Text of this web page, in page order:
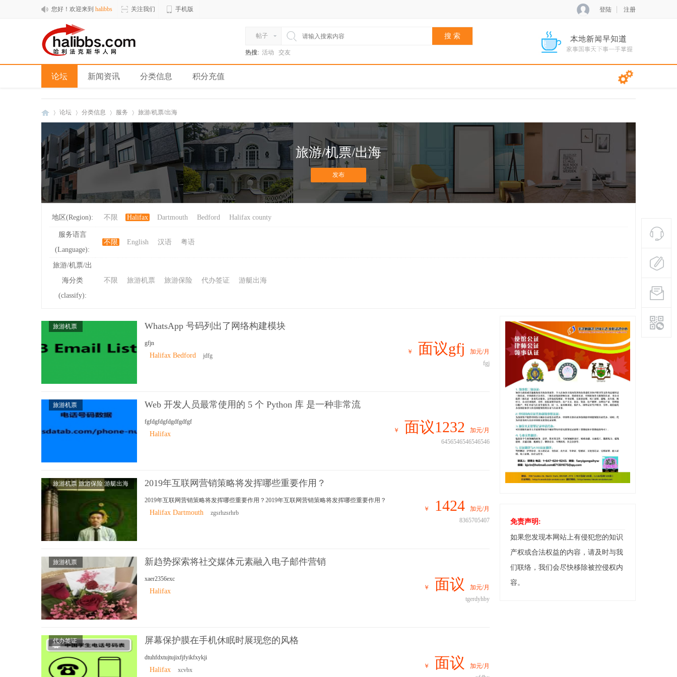
您好！欢迎来到 halibbs 关注我们 手机版 登陆 注册
帖子 搜 索
热搜: 活动 交友
论坛 新闻资讯 分类信息 积分充值
hal
论坛 分类信息
›
服务
›
旅游/机票/出海
旅游/机票/出海
发布
地区(Region): 不限 Halifax Dartmouth Bedford Halifax county
服务语言
(Language):
不限 English 汉语 粤语
旅游/机票/出
海分类
(classify):
不限 旅游机票 旅游保险 代办签证 游艇出海
旅游机票 WhatsApp 号码列出了网络构建模块
gfjn
Halifax Bedford jdfg
￥ 面议gfj
加元/月
fgj
旅游机票 Web 开发人员最常使用的 5 个 Python 库 是一种非常流
fgfdgfdgfdgdfgdfgf
Halifax ￥ 面议1232
加元/月
6456546546546546
旅游机票 旅游保险 游艇出海 2019年互联网营销策略将发挥哪些重要作用？
2019年互联网营销策略将发挥哪些重要作用？2019年互联网营销策略将发挥哪些重要作用？
Halifax Dartmouth zgsrhzsrhrb
￥ 1424
加元/月
8365705407
旅游机票 新趋势探索将社交媒体元素融入电子邮件营销
xaer2356exc
Halifax ￥ 面议
加元/月
tgerdyhby
代办签证 屏幕保护膜在手机休眠时展现您的风格
dtuhfdxtujtujixfjfyikfxykji
Halifax xcvbx
￥ 面议
加元/月
免责声明:
如果您发现本网站上有侵犯您的知识
产权或合法权益的内容，请及时与我
们联络，我们会尽快移除被控侵权内
容。